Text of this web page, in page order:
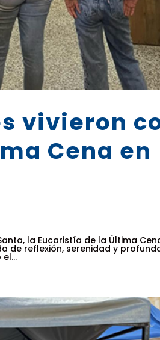
vivieron
Cena en
la Eucaristía de la Última
de reflexión, serenidad y